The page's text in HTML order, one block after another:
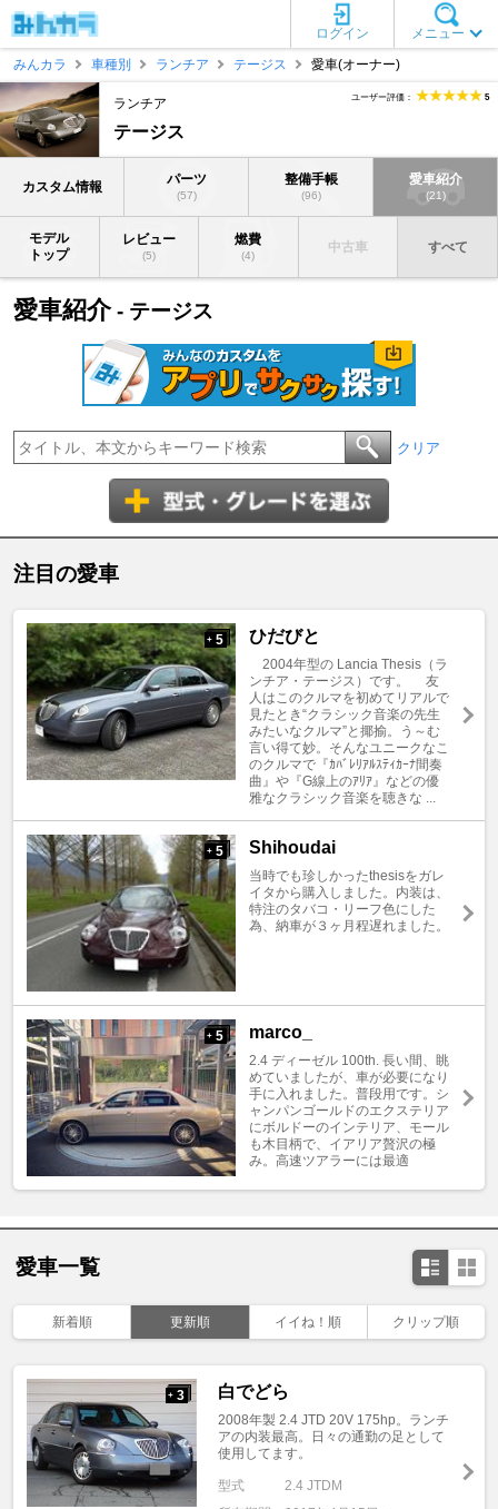
メニュー
ログイン
みんカラ
車種別 ランチア テージス 愛車(オーナー)
ランチア
テージス
ユーザー評価： 5
カスタム情報 パーツ
(57)
整備手帳
(96)
愛車紹介
(21)
モデル
トップ
レビュー
(5)
燃費
(4)
中古車 すべて
愛車紹介- テージス
クリア
注目の愛車
+ 5 ひだびと
2004年型の Lancia Thesis（ラ
ンチア・テージス）です。 友
人はこのクルマを初めてリアルで
見たとき“クラシック音楽の先生
みたいなクルマ”と揶揄。う～む
言い得て妙。そんなユニークなこ
のクルマで『ｶﾊﾞﾚﾘｱﾙｽﾃｨｶｰﾅ間奏
曲』や『G線上のｱﾘｱ』などの優
雅なクラシック音楽を聴きな ...
+ 5 Shihoudai
当時でも珍しかったthesisをガレ
イタから購入しました。内装は、
特注のタバコ・リーフ色にした
為、納車が３ヶ月程遅れました。
+ 5 marco_
2.4 ディーゼル 100th. 長い間、眺
めていましたが、車が必要になり
手に入れました。普段用です。シ
ャンパンゴールドのエクステリア
にボルドーのインテリア、モール
も木目柄で、イアリア贅沢の極
み。高速ツアラーには最適
愛車一覧
新着順 更新順 イイね！順 クリップ順
+ 3 白でどら
2008年製 2.4 JTD 20V 175hp。ランチ
アの内装最高。日々の通勤の足として
使用してます。
型式
2.4 JTDM